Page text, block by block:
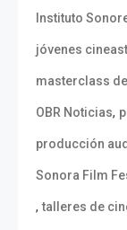
Instituto
jóvenes
masterclass
OBR Noticias,
producción
Sonora Film
,talleres de